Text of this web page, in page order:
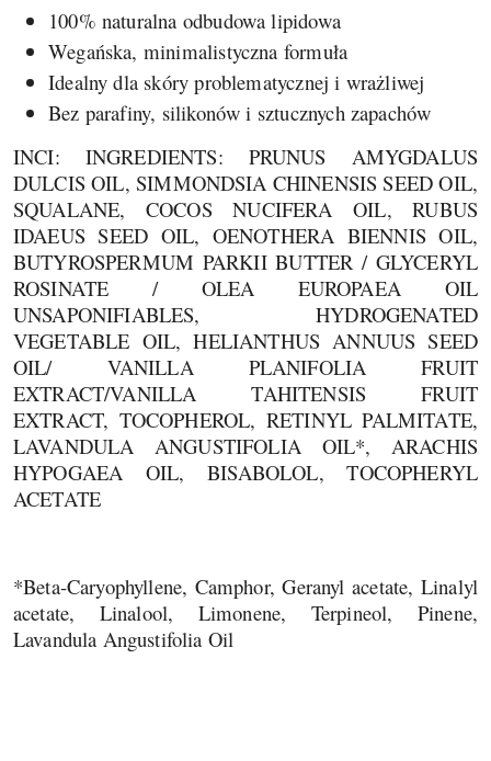
100% naturalna odbudowa lipidowa
Wegańska, minimalistyczna formuła
Idealny dla skóry problematycznej i wrażliwej
Bez parafiny, silikonów i sztucznych zapachów
INCI: INGREDIENTS: PRUNUS AMYGDALUS
DULCIS OIL, SIMMONDSIA CHINENSIS SEED OIL,
SQUALANE, COCOS NUCIFERA OIL, RUBUS
IDAEUS SEED OIL, OENOTHERA BIENNIS OIL,
BUTYROSPERMUM PARKII BUTTER / GLYCERYL
ROSINATE / OLEA EUROPAEA OIL
UNSAPONIFIABLES, HYDROGENATED
VEGETABLE OIL, HELIANTHUS ANNUUS SEED
OIL/ VANILLA PLANIFOLIA FRUIT
EXTRACT/VANILLA TAHITENSIS FRUIT
EXTRACT, TOCOPHEROL, RETINYL PALMITATE,
LAVANDULA ANGUSTIFOLIA OIL*, ARACHIS
HYPOGAEA OIL, BISABOLOL, TOCOPHERYL
ACETATE
*Beta-Caryophyllene, Camphor, Geranyl acetate, Linalyl
acetate, Linalool, Limonene, Terpineol, Pinene,
Lavandula Angustifolia Oil